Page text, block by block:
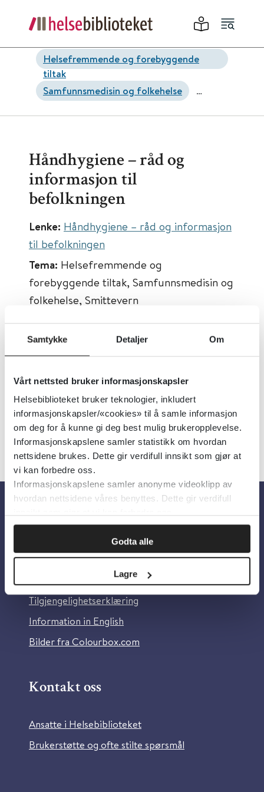
Samtykke Detaljer Om
Vårt nettsted bruker informasjonskapsler
Helsebiblioteket bruker teknologier, inkludert
informasjonskapsler/«cookies» til å samle informasjon
om deg for å kunne gi deg best mulig brukeropplevelse.
Informasjonskapslene samler statistikk om hvordan
nettsidene brukes. Dette gir verdifull innsikt som gjør at
vi kan forbedre oss.
Informasjonskapslene samler anonyme videoklipp av
hvordan nettsidene våres benyttes. Dette gir verdifull
Godta alle
Lagre
Helsefremmende og forebyggende
tiltak
Samfunnsmedisin og folkehelse
Smittevern
Håndhygiene – råd og
informasjon til
befolkningen
Lenke: Håndhygiene – råd og informasjon
til befolkningen
Tema: Helsefremmende og
forebyggende tiltak, Samfunnsmedisin og
folkehelse, Smittevern
Emner:Forebygging
Dokumenttype: Informasjonsark
Utgiver:Folkehelseinstituttet (FHI)
Språk:Norsk
Om oss
Om Helsebiblioteket
Personvern og informasjonskapsler
Tilgjengelighetserklæring
Information in English
Bilder fra Colourbox.com
Kontakt oss
Ansatte i Helsebiblioteket
Brukerstøtte og ofte stilte spørsmål